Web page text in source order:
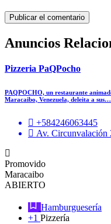
Anuncios
Pizzeria PaQPocho
PAQPOCHO, un restaurante
Maracaibo, Venezuela, deleita a sus…
+584246063445
Av. Circunvalación
Promovido
Maracaibo
ABIERTO
Hamburguesería
+1 Pizzería